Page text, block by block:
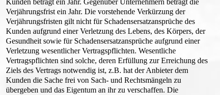
Kunden beträgt ein Jahr. Gegenüber Unternehmern beträgt die
Verjährungsfrist ein Jahr. Die vorstehende Verkürzung der
Verjährungsfristen gilt nicht für Schadensersatzansprüche des
Kunden aufgrund einer Verletzung des Lebens, des Körpers, der
Gesundheit sowie für Schadensersatzansprüche aufgrund einer
Verletzung wesentlicher Vertragspflichten. Wesentliche
Vertragspflichten sind solche, deren Erfüllung zur Erreichung des
Ziels des Vertrags notwendig ist, z.B. hat der Anbieter dem
Kunden die Sache frei von Sach- und Rechtsmängeln zu
übergeben und das Eigentum an ihr zu verschaffen. Die